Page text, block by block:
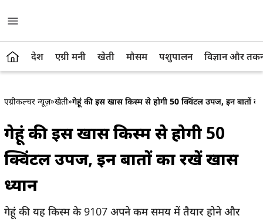
देश एग्री मनी खेती मौसम पशुपालन विज्ञान और
एग्रीकल्चर न्यूज़»खेती»गेहूं की इस खास किस्‍म से होगी 50 क्विंटल उपज, इन बातों
गेहूं की इस खास किस्‍म से होगी 50
क्विंटल उपज, इन बातों का रखें खास
ध्‍यान
गेहूं की यह किस्म के 9107 अपने कम समय में तैयार होने और